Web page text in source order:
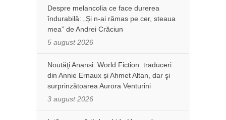
Despre melancolia ce face durerea
îndurabilă: „Și n-ai rămas pe cer, steaua
mea” de Andrei Crăciun
5 august 2026
Noutăţi Anansi. World Fiction: traduceri
din Annie Ernaux și Ahmet Altan, dar şi
surprinzătoarea Aurora Venturini
3 august 2026